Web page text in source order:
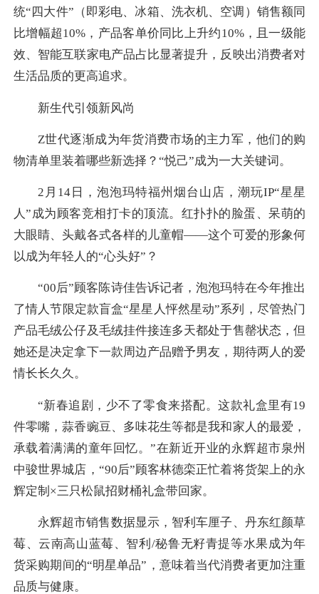
统“四大件”（即彩电、冰箱、洗衣机、空调）销售额同
比增幅超10%，产品客单价同比上升约10%，且一级能
效、智能互联家电产品占比显著提升，反映出消费者对
生活品质的更高追求。
新生代引领新风尚
Z世代逐渐成为年货消费市场的主力军，他们的购
物清单里装着哪些新选择？“悦己”成为一大关键词。
2月14日，泡泡玛特福州烟台山店，潮玩IP“星星
人”成为顾客竞相打卡的顶流。红扑扑的脸蛋、呆萌的
大眼睛、头戴各式各样的儿童帽——这个可爱的形象何
以成为年轻人的“心头好”？
“00后”顾客陈诗佳告诉记者，泡泡玛特在今年推出
了情人节限定款盲盒“星星人怦然星动”系列，尽管热门
产品毛绒公仔及毛绒挂件接连多天都处于售罄状态，但
她还是决定拿下一款周边产品赠予男友，期待两人的爱
情长长久久。
“新春追剧，少不了零食来搭配。这款礼盒里有19
件零嘴，蒜香豌豆、多味花生等都是我和家人的最爱，
承载着满满的童年回忆。”在新近开业的永辉超市泉州
中骏世界城店，“90后”顾客林德栾正忙着将货架上的永
辉定制×三只松鼠招财桶礼盒带回家。
永辉超市销售数据显示，智利车厘子、丹东红颜草
莓、云南高山蓝莓、智利/秘鲁无籽青提等水果成为年
货采购期间的“明星单品”，意味着当代消费者更加注重
品质与健康。